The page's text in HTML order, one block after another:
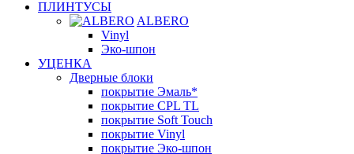
ПЛИНТУСЫ
ALBERO
Vinyl
Эко-шпон
УЦЕНКА
Дверные блоки
покрытие Эмаль*
покрытие CPL TL
покрытие Soft Touch
покрытие Vinyl
покрытие Эко-шпон